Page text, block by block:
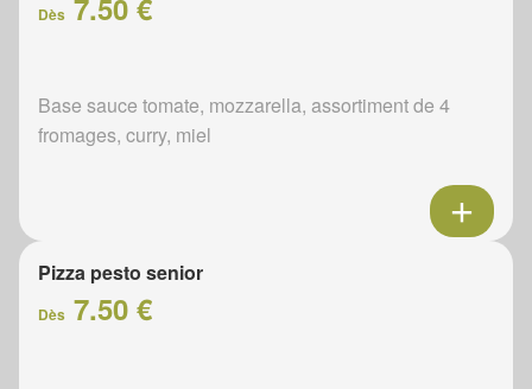
Dès 7.50 €
Base sauce tomate, mozzarella, assortiment de 4
fromages, curry, miel
Pizza pesto senior
Dès 7.50 €